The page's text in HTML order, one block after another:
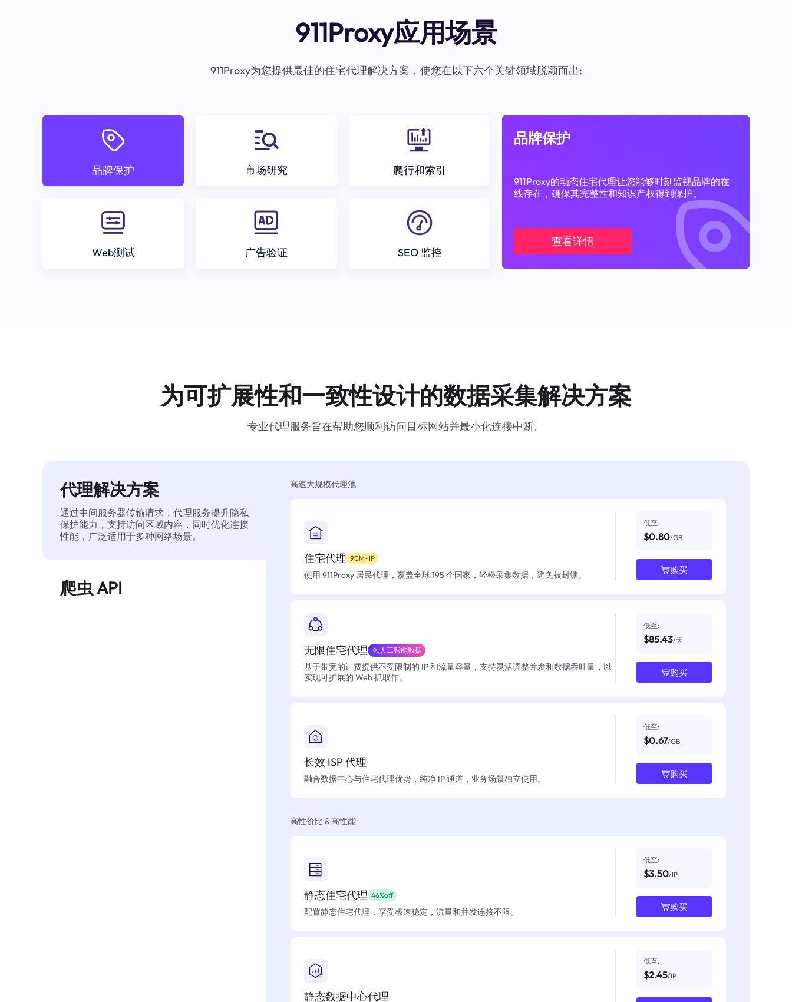
911Proxy应用场景
911Proxy为您提供最佳的住宅代理解决方案，使您在以下六个关键领域脱颖而出:
品牌保护 市场研究 爬行和索引
Web测试 广告验证 SEO 监控
品牌保护
911Proxy的动态住宅代理让您能够时刻监视品牌的在
线存在，确保其完整性和知识产权得到保护。
查看详情
为可扩展性和一致性设计的数据采集解决方案
专业代理服务旨在帮助您顺利访问目标网站并最小化连接中断。
代理解决方案
通过中间服务器传输请求，代理服务提升隐私
保护能力，支持访问区域内容，同时优化连接
性能，广泛适用于多种网络场景。
爬虫 API
高速大规模代理池
住宅代理 90M+IP
使用 911Proxy 居民代理，覆盖全球 195 个国家，轻松采集数据，避免被封锁。
低至:
$0.80/GB
购买
无限住宅代理 人工智能数据
基于带宽的计费提供不受限制的 IP 和流量容量，支持灵活调整并发和数据吞吐量，以
实现可扩展的 Web 抓取作。
低至:
$85.43/天
购买
长效 ISP 代理
融合数据中心与住宅代理优势，纯净 IP 通道，业务场景独立使用。
低至:
$0.67/GB
购买
高性价比 & 高性能
静态住宅代理 46%off
配置静态住宅代理，享受极速稳定，流量和并发连接不限。
低至:
$3.50/IP
购买
静态数据中心代理
低至:
$2.45/IP